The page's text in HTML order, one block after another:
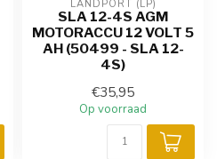
LANDPORT (LP)
SLA 12-4S AGM
MOTORACCU 12 VOLT 5
AH (50499 - SLA 12-
4S)
€35,95
Op voorraad